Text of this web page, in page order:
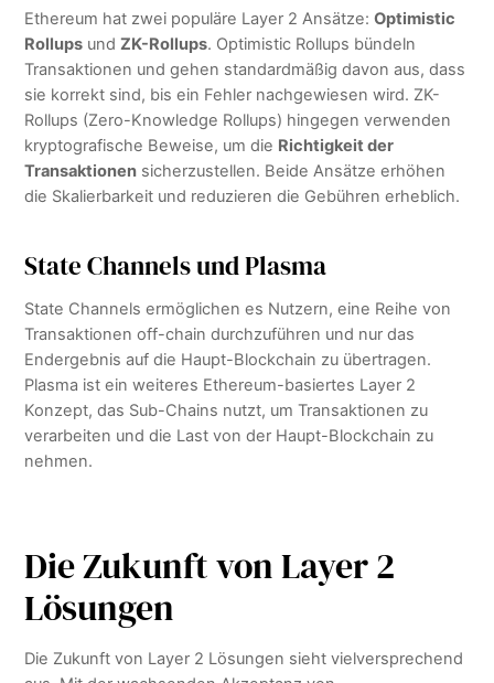
Ethereum hat zwei populäre Layer 2 Ansätze:Optimistic
Rollups undZK-Rollups. Optimistic Rollups bündeln
Transaktionen und gehen standardmäßig davon aus, dass
sie korrekt sind, bis ein Fehler nachgewiesen wird. ZK-
Rollups (Zero-Knowledge Rollups) hingegen verwenden
kryptografische Beweise, um die Richtigkeit der
Transaktionen sicherzustellen. Beide Ansätze erhöhen
die Skalierbarkeit und reduzieren die Gebühren erheblich.
State Channels und Plasma
State Channels ermöglichen es Nutzern, eine Reihe von
Transaktionen off-chain durchzuführen und nur das
Endergebnis auf die Haupt-Blockchain zu übertragen.
Plasma ist ein weiteres Ethereum-basiertes Layer 2
Konzept, das Sub-Chains nutzt, um Transaktionen zu
verarbeiten und die Last von der Haupt-Blockchain zu
nehmen.
Die Zukunft von Layer 2
Lösungen
Die Zukunft von Layer 2 Lösungen sieht vielversprechend